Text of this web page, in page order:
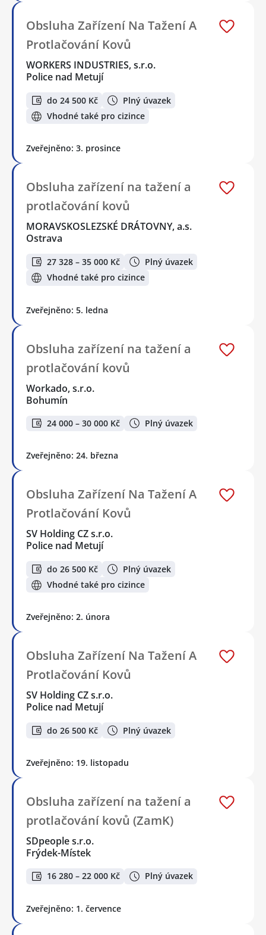
Obsluha Zařízení Na Tažení A
Protlačování Kovů
WORKERS INDUSTRIES, s.r.o.
Police nad Metují
do 24 500 Kč
Plný úvazek
Vhodné také pro cizince
Zveřejněno: 3. prosince
Obsluha zařízení na tažení a
protlačování kovů
MORAVSKOSLEZSKÉ DRÁTOVNY, a.s.
Ostrava
27 328 – 35 000 Kč
Plný úvazek
Vhodné také pro cizince
Zveřejněno: 5. ledna
Obsluha zařízení na tažení a
protlačování kovů
Workado, s.r.o.
Bohumín
24 000 – 30 000 Kč Plný úvazek
Zveřejněno: 24. března
Obsluha Zařízení Na Tažení A
Protlačování Kovů
SV Holding CZ s.r.o.
Police nad Metují
do 26 500 Kč
Plný úvazek
Vhodné také pro cizince
Zveřejněno: 2. února
Obsluha Zařízení Na Tažení A
Protlačování Kovů
SV Holding CZ s.r.o.
Police nad Metují
do 26 500 Kč Plný úvazek
Zveřejněno: 19. listopadu
Obsluha zařízení na tažení a
protlačování kovů (ZamK)
SDpeople s.r.o.
Frýdek-Místek
16 280 – 22 000 Kč Plný úvazek
Zveřejněno: 1. července